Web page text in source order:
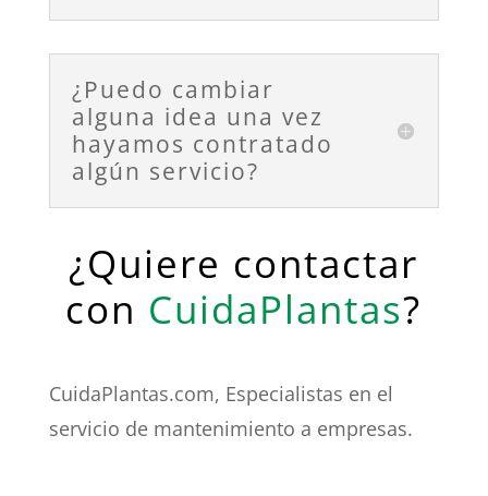
¿Puedo cambiar
alguna idea una vez
hayamos contratado
algún servicio?
¿Quiere contactar
con CuidaPlantas?
CuidaPlantas.com, Especialistas en el
servicio de mantenimiento a empresas.